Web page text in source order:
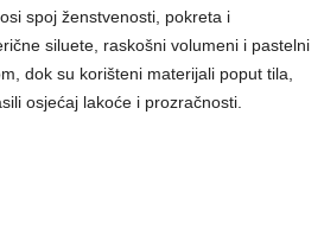
spoj ženstvenosti, pokreta i
siluete, raskošni volumeni i pastelni
dok su korišteni materijali poput tila,
osjećaj lakoće i prozračnosti.